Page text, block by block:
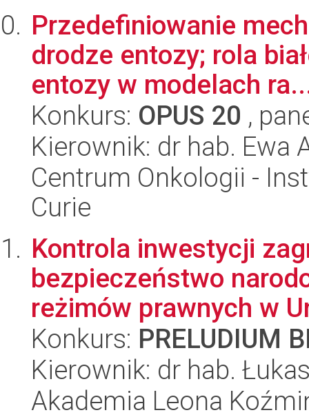
Przedefiniowanie
drodze entozy; rola
entozy w modelach
Konkurs: OPUS 20 ,
Kierownik: dr hab. Ewa
Centrum Onkologii -
Curie
Kontrola inwestycji
bezpieczeństwo
reżimów prawnych w
Konkurs: PRELUDIUM
Kierownik: dr hab.
Akademia Leona